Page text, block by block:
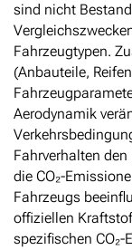
sind nicht
Fahrzeugtypen.
(Anbauteile,
Aerodynamik
Fahrverhalten
die CO₂-
Fahrzeugs
offiziellen
spezifischen